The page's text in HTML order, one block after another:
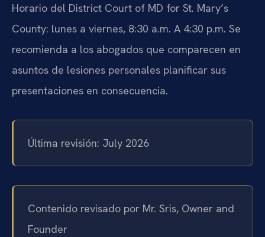
Horario del District Court of MD for St. Mary’s
County: lunes a viernes, 8:30 a.m. A 4:30 p.m. Se
recomienda a los abogados que comparecen en
asuntos de lesiones personales planificar sus
presentaciones en consecuencia.
Última revisión: July 2026
Contenido revisado por Mr. Sris, Owner and
Founder